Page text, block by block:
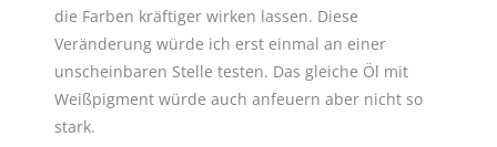
die Farben kräftiger wirken lassen. Diese
Veränderung würde ich erst einmal an einer
unscheinbaren Stelle testen. Das gleiche Öl mit
Weißpigment würde auch anfeuern aber nicht so
stark.